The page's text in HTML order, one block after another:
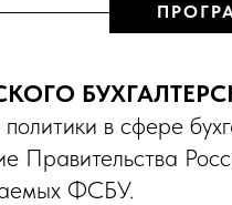
в сфере
Правительства
ФСБУ.